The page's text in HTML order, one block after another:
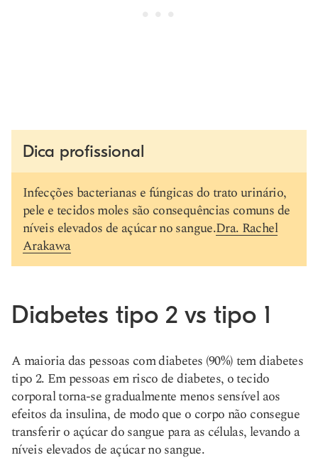
Dica profissional
Infecções bacterianas e fúngicas do trato urinário,
pele e tecidos moles são consequências comuns de
níveis elevados de açúcar no sangue.Dra. Rachel
Arakawa
Diabetes tipo 2 vs tipo 1
A maioria das pessoas com diabetes (90%) tem diabetes
tipo 2. Em pessoas em risco de diabetes, o tecido
corporal torna-se gradualmente menos sensível aos
efeitos da insulina, de modo que o corpo não consegue
transferir o açúcar do sangue para as células, levando a
níveis elevados de açúcar no sangue.